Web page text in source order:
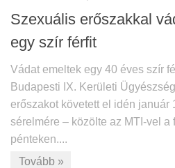
Szexuális erőszakkal
egy szír férfit
Vádat emeltek egy 40 éves szír
Budapesti IX. Kerületi
erőszakot követett el idén január
sérelmére – közölte az MTI-vel a
pénteken....
Tovább »